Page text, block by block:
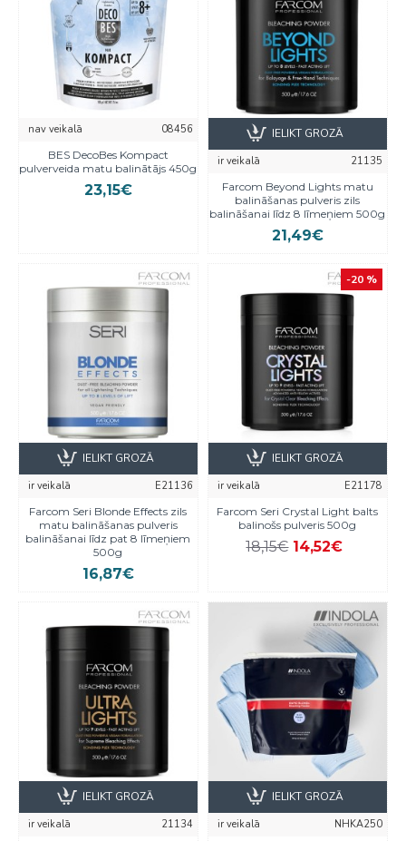
nav veikalā
08456
BES DecoBes Kompact
pulverveida matu balinātājs 450g
23,15€
ir veikalā
21135
Farcom Beyond Lights matu
balināšanas pulveris zils
balināšanai līdz 8 līmeņiem 500g
21,49€
IELIKT GROZĀ
ir veikalā
E21136
Farcom Seri Blonde Effects zils
matu balināšanas pulveris
balināšanai līdz pat 8 līmeņiem
500g
16,87€
IELIKT GROZĀ
-20 %
ir veikalā
E21178
Farcom Seri Crystal Light balts
balinošs pulveris 500g
18,15€ 14,52€
IELIKT GROZĀ
ir veikalā
21134
IELIKT GROZĀ
ir veikalā
NHKA250
IELIKT GROZĀ